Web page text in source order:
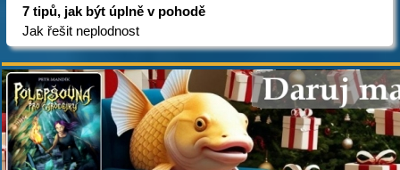
7 tipů, jak být úplně v pohodě
Jak řešit neplodnost